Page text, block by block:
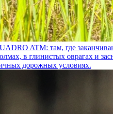
ATM: там, где
в глинистых оврагах и
дорожных условиях.